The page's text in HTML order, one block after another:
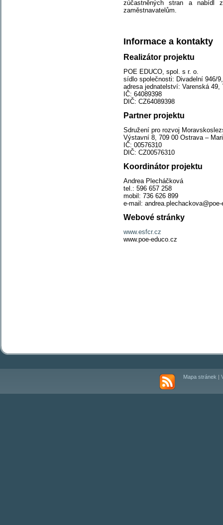
zúčastněných stran a nabídl
zaměstnavatelům.
Informace a kontakty
Realizátor projektu
POE EDUCO, spol. s r. o.
sídlo společnosti: Divadelní 946/
adresa jednatelství: Varenská 49,
IČ: 64089398
DIČ: CZ64089398
Partner projektu
Sdružení pro rozvoj
Výstavní 8, 709 00 Ostrava –
IČ: 00576310
DIČ: CZ00576310
Koordinátor projektu
Andrea Plecháčková
tel.: 596 657 258
mobil: 736 626 899
e-mail:
Webové stránky
www.esfcr.cz
www.poe-educo.cz
Mapa stránek |